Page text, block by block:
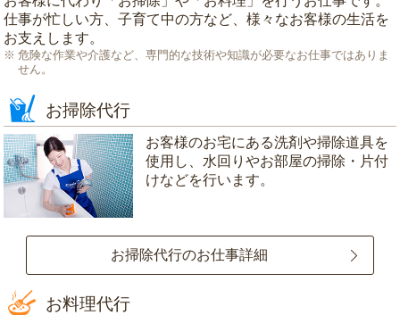
仕事が忙しい方、子育て中の方など、様々なお客様の生活を
お支えします。
危険な作業や介護など、専門的な技術や知識が必要なお仕事ではありま
せん。
お掃除代行
お客様のお宅にある洗剤や掃除道具を
使用し、水回りやお部屋の掃除・片付
けなどを行います。
お掃除代行のお仕事詳細
お料理代行